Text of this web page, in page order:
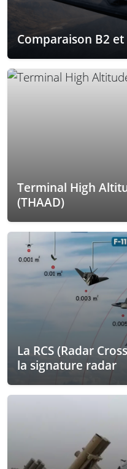
Comparaison B2 et
Terminal High
(THAAD)
La RCS (Radar
la signature radar